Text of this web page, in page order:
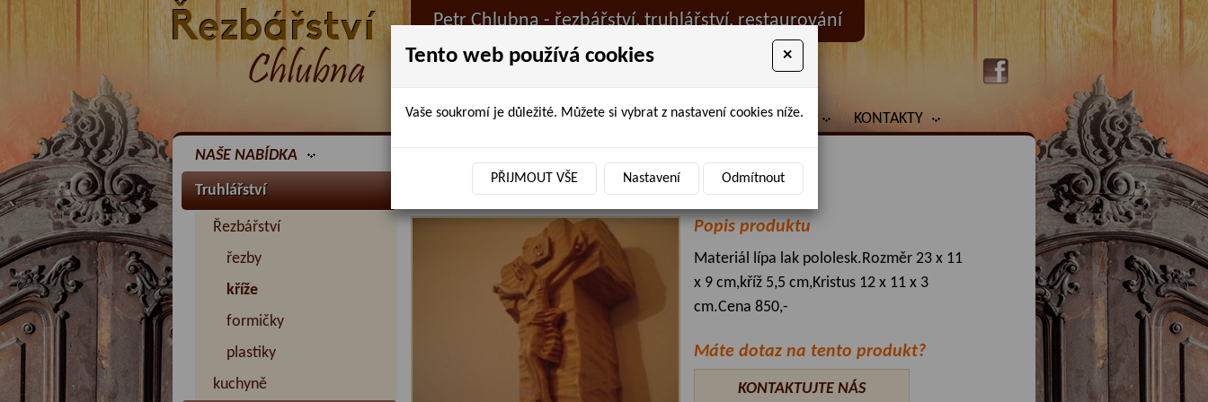
Petr Chlubna - řezbářství, truhlářství, restaurování
ÚVOD PRODANÉ ZBOŽÍ BAZAR AKTUALITY KONTAKTY
NAŠE NABÍDKA
Truhlářství
Řezbářství
řezby
kříže
formičky
plastiky
kuchyně
Přírodní kříž
Popis produktu
Materiál lípa lak pololesk.Rozměr 23 x 11
x 9 cm,kříž 5,5 cm,Kristus 12 x 11 x 3
cm.Cena 850,-
Máte dotaz na tento produkt?
KONTAKTUJTE NÁS
Tento web používá cookies ×
Vaše soukromí je důležité. Můžete si vybrat z nastavení cookies níže.
PŘIJMOUT VŠE Nastavení Odmítnout